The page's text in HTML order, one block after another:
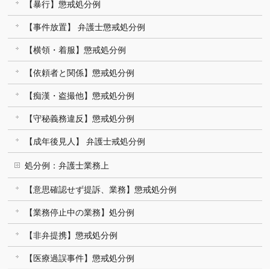
【暴行】懲戒処分例
【事件放置】 弁護士懲戒処分例
【横領・着服】懲戒処分例
【依頼者と関係】懲戒処分例
【痴漢・盗撮他】懲戒処分例
【守秘義務違反】懲戒処分例
【成年後見人】 弁護士戒処分例
処分例：弁護士業務上
【意思確認せず提訴、業務】懲戒処分例
【業務停止中の業務】処分例
【非弁提携】懲戒処分例
【医療過誤事件】懲戒処分例